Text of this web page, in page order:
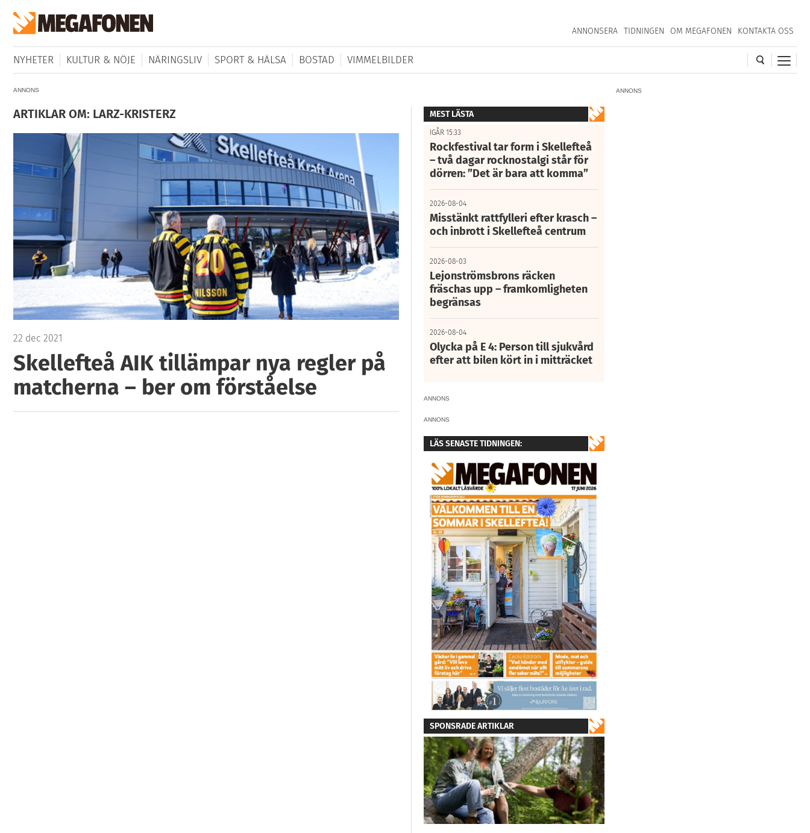
ANNONSERA TIDNINGEN OM MEGAFONEN KONTAKTA OSS
NYHETER KULTUR & NÖJE NÄRINGSLIV SPORT & HÄLSA BOSTAD VIMMELBILDER
ANNONS
ANNONS
ARTIKLAR OM: LARZ-KRISTERZ
22 dec 2021
Skellefteå AIK tillämpar nya regler på
matcherna – ber om förståelse
MEST LÄSTA
IGÅR 15:33
Rockfestival tar form i Skellefteå
– två dagar rocknostalgi står för
dörren: ”Det är bara att komma”
2026-08-04
Misstänkt rattfylleri efter krasch –
och inbrott i Skellefteå centrum
2026-08-03
Lejonströmsbrons räcken
fräschas upp – framkomligheten
begränsas
2026-08-04
Olycka på E 4: Person till sjukvård
efter att bilen kört in i mitträcket
ANNONS
ANNONS
LÄS SENASTE TIDNINGEN:
SPONSRADE ARTIKLAR